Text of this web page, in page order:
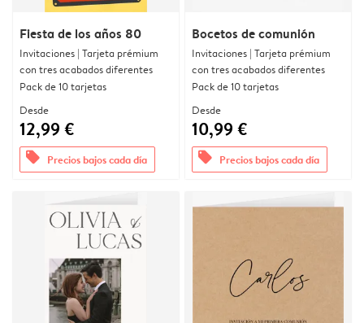
Fiesta de los años 80
Invitaciones | Tarjeta prémium
con tres acabados diferentes
Pack de 10 tarjetas
Desde
12,99 €
offers Precios bajos cada día
Bocetos de comunión
Invitaciones | Tarjeta prémium
con tres acabados diferentes
Pack de 10 tarjetas
Desde
10,99 €
offers Precios bajos cada día